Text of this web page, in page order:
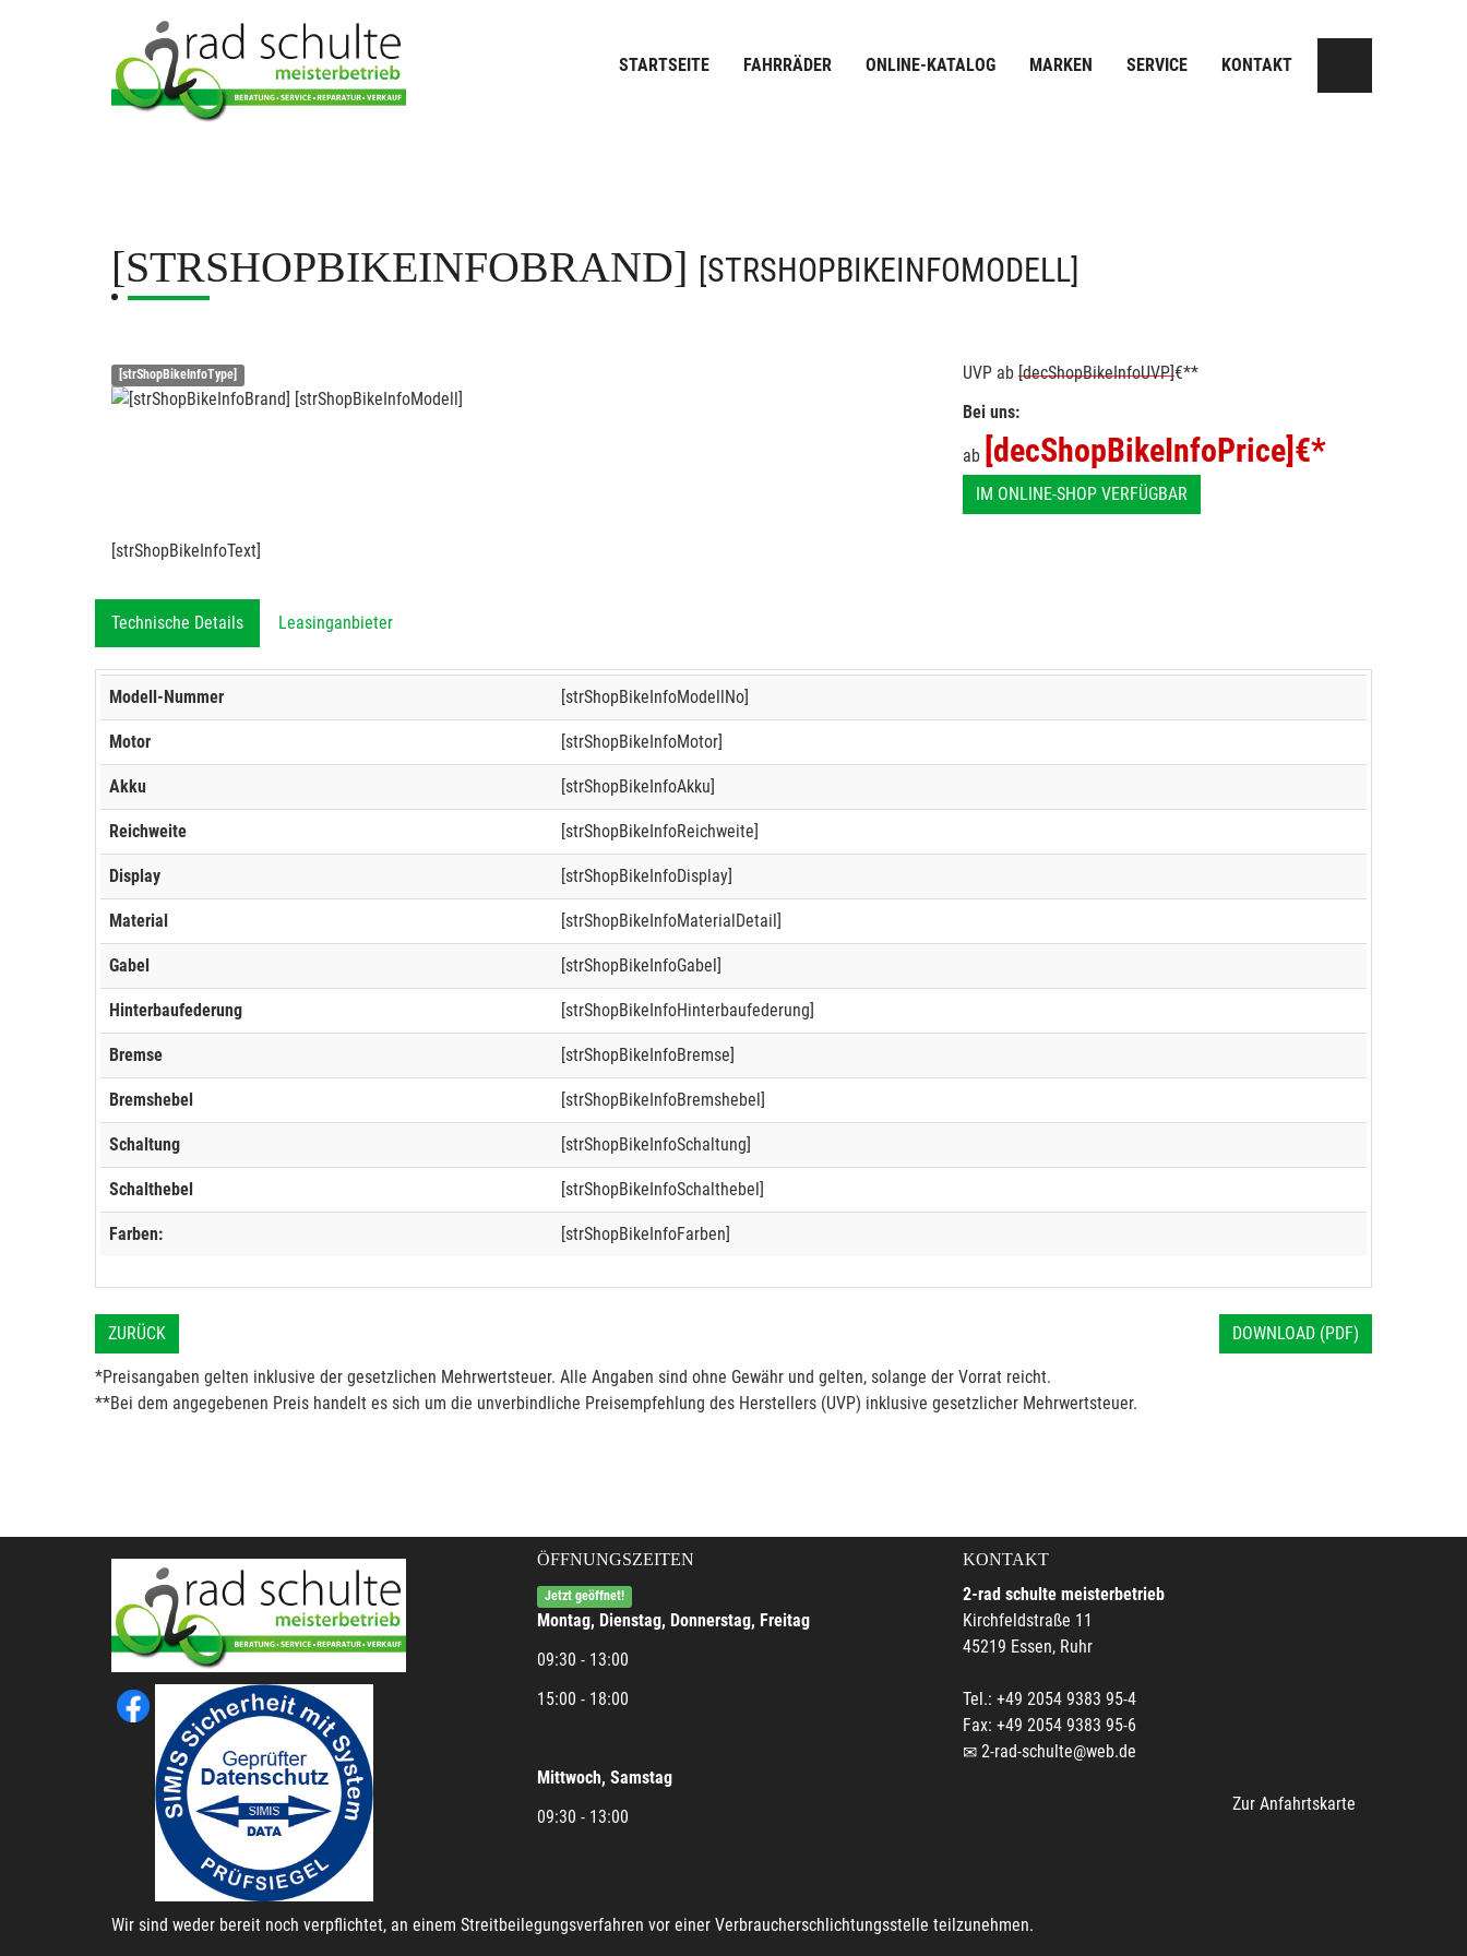
STARTSEITE FAHRRÄDER ONLINE-KATALOG MARKEN SERVICE KONTAKT
[STRSHOPBIKEINFOBRAND] [STRSHOPBIKEINFOMODELL]
[strShopBikeInfoType] UVP ab [decShopBikeInfoUVP]€**
Bei uns:
ab [decShopBikeInfoPrice] €*
IM ONLINE-SHOP VERFÜGBAR
[strShopBikeInfoText]
Technische Details Leasinganbieter
Modell-Nummer [strShopBikeInfoModellNo]
Motor [strShopBikeInfoMotor]
Akku [strShopBikeInfoAkku]
Reichweite [strShopBikeInfoReichweite]
Display [strShopBikeInfoDisplay]
Material [strShopBikeInfoMaterialDetail]
Gabel [strShopBikeInfoGabel]
Hinterbaufederung [strShopBikeInfoHinterbaufederung]
Bremse [strShopBikeInfoBremse]
Bremshebel [strShopBikeInfoBremshebel]
Schaltung [strShopBikeInfoSchaltung]
Schalthebel [strShopBikeInfoSchalthebel]
Farben: [strShopBikeInfoFarben]
ZURÜCK DOWNLOAD (PDF)
*Preisangaben gelten inklusive der gesetzlichen Mehrwertsteuer. Alle Angaben sind ohne Gewähr und gelten, solange der Vorrat reicht.
**Bei dem angegebenen Preis handelt es sich um die unverbindliche Preisempfehlung des Herstellers (UVP) inklusive gesetzlicher Mehrwertsteuer.
ÖFFNUNGSZEITEN
Jetzt geöffnet!
Montag, Dienstag, Donnerstag, Freitag
09:30 - 13:00
15:00 - 18:00
Mittwoch, Samstag
09:30 - 13:00
KONTAKT
2-rad schulte meisterbetrieb
Kirchfeldstraße 11
45219 Essen, Ruhr
Tel.: +49 2054 9383 95-4
Fax: +49 2054 9383 95-6
2-rad-schulte@web.de
Zur Anfahrtskarte
Wir sind weder bereit noch verpflichtet, an einem Streitbeilegungsverfahren vor einer Verbraucherschlichtungsstelle teilzunehmen.